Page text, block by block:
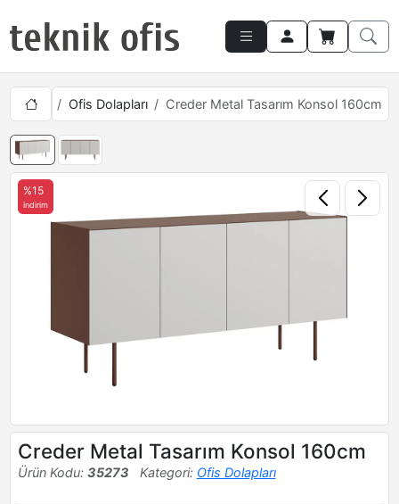
Ofis Dolapları Creder Metal Tasarım Konsol 160cm
%15
indirim
Creder Metal Tasarım Konsol 160cm
Ürün Kodu: 35273 Kategori: Ofis Dolapları